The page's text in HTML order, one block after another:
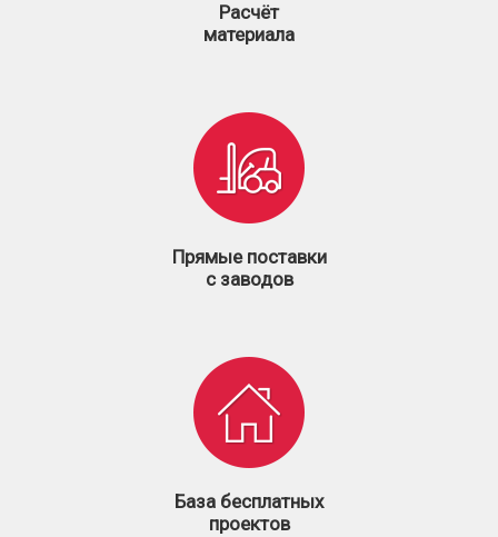
Расчёт
материала
Прямые поставки
с заводов
База бесплатных
проектов